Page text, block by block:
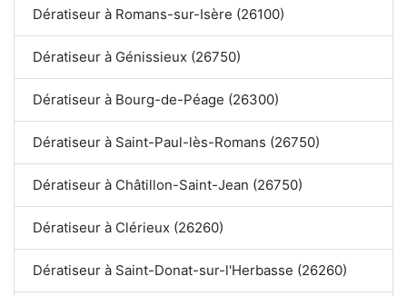
Dératiseur à Romans-sur-Isère (26100)
Dératiseur à Génissieux (26750)
Dératiseur à Bourg-de-Péage (26300)
Dératiseur à Saint-Paul-lès-Romans (26750)
Dératiseur à Châtillon-Saint-Jean (26750)
Dératiseur à Clérieux (26260)
Dératiseur à Saint-Donat-sur-l'Herbasse (26260)